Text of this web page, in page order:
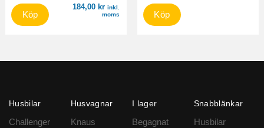
184,00 kr inkl.
moms
Köp Köp
Husbilar
Challenger
Husvagnar
Knaus
I lager
Begagnat
Snabblänkar
Husbilar